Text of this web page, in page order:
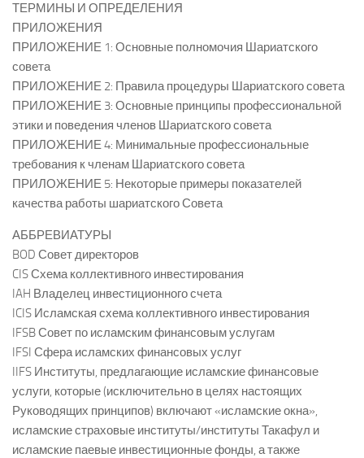
ТЕРМИНЫ И ОПРЕДЕЛЕНИЯ
ПРИЛОЖЕНИЯ
ПРИЛОЖЕНИЕ 1: Основные полномочия Шариатского
совета
ПРИЛОЖЕНИЕ 2: Правила процедуры Шариатского совета
ПРИЛОЖЕНИЕ 3: Основные принципы профессиональной
этики и поведения членов Шариатского совета
ПРИЛОЖЕНИЕ 4: Минимальные профессиональные
требования к членам Шариатского совета
ПРИЛОЖЕНИЕ 5: Некоторые примеры показателей
качества работы шариатского Совета
АББРЕВИАТУРЫ
BOD Совет директоров
CIS Схема коллективного инвестирования
IAH Владелец инвестиционного счета
ICIS Исламская схема коллективного инвестирования
IFSB Совет по исламским финансовым услугам
IFSI Сфера исламских финансовых услуг
IIFS Институты, предлагающие исламские финансовые
услуги, которые (исключительно в целях настоящих
Руководящих принципов) включают «исламские окна»,
исламские страховые институты/институты Такафул и
исламские паевые инвестиционные фонды, а также